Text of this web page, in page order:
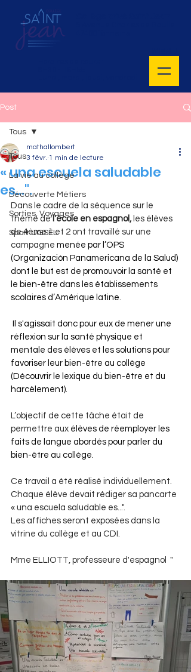
Post
Tous
La vie au collège
Découverte Métiers
Sorties, Voyages
Sport UGSEL
Tous
« una escuela saludable
es...".
mathallombert
3 févr. 1 min de lecture
Dans le cadre de la séquence sur le
thème de l'école en espagnol, les élèves
de 4ème 1 et 2 ont travaillé sur une
campagne menée par l’OPS
(Organización Panamericana de la Salud)
dont le but est de promouvoir la santé et
le bien-être dans les établissements
scolaires d’Amérique latine.
réflexion sur la santé physique et
mentale des élèves et les solutions pour
favoriser leur bien-être au collège
(Découvrir le lexique du bien-être et du
harcèlement).
L’objectif de cette tâche était de
permettre aux élèves de réemployer les
faits de langue abordés pour parler du
bien-être au collège.
Ce travail a été réalisé individuellement.
Chaque élève devait rédiger sa pancarte
« una escuela saludable es...".
Les affiches seront exposées dans la
vitrine du collège et au CDI.
Mme ELLIOTT, professeure d'espagnol  "